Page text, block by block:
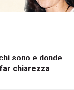
sono e donde
chiarezza